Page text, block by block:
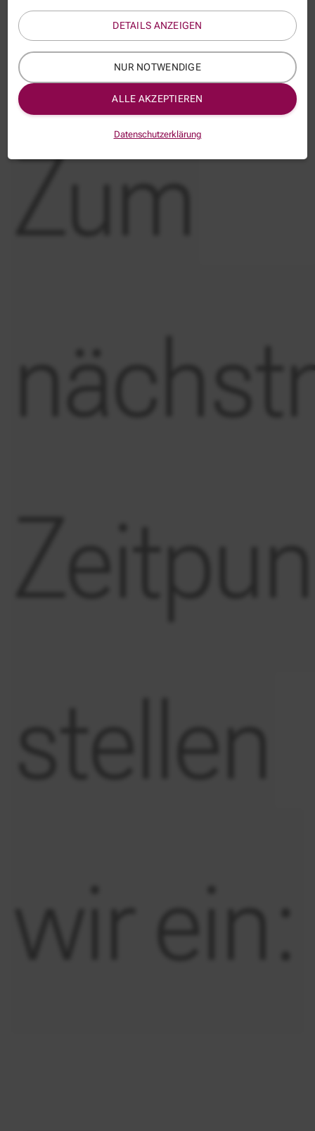
Zum
stellen
wir ein:
DETAILS ANZEIGEN
NUR NOTWENDIGE
ALLE AKZEPTIEREN
Datenschutzerklärung